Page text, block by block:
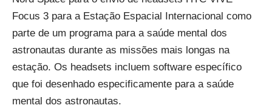
Focus 3 para a Estação Espacial Internacional como
parte de um programa para a saúde mental dos
astronautas durante as missões mais longas na
estação. Os headsets incluem software específico
que foi desenhado especificamente para a saúde
mental dos astronautas.